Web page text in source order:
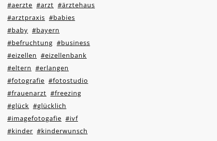
#aerzte #arzt #ärztehaus
#arztpraxis #babies
#baby #bayern
#befruchtung #business
#eizellen #eizellenbank
#eltern #erlangen
#fotografie #fotostudio
#frauenarzt #freezing
#glück #glücklich
#imagefotogafie #ivf
#kinder #kinderwunsch